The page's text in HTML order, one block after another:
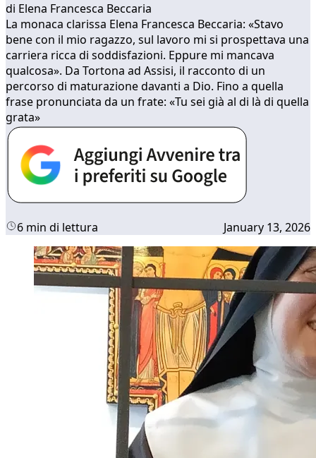
di Elena Francesca Beccaria
La monaca clarissa Elena Francesca Beccaria: «Stavo
bene con il mio ragazzo, sul lavoro mi si prospettava una
carriera ricca di soddisfazioni. Eppure mi mancava
qualcosa». Da Tortona ad Assisi, il racconto di un
percorso di maturazione davanti a Dio. Fino a quella
frase pronunciata da un frate: «Tu sei già al di là di quella
grata»
6 min di lettura January 13, 2026